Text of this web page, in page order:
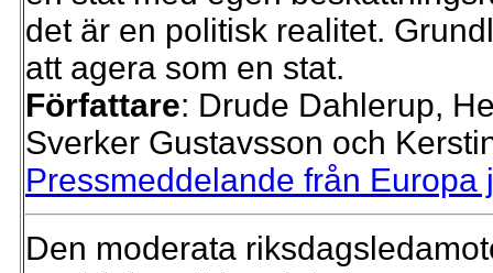
det är en politisk realitet.
att agera som en stat.
Författare: Drude Dahlerup,
Sverker Gustavsson och
Pressmeddelande från
Den moderata